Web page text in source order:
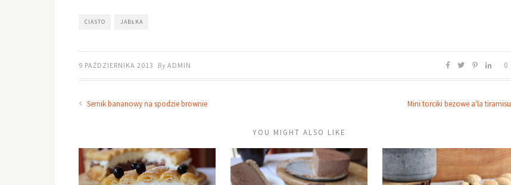
CIASTO JABŁKA
9 PAŹDZIERNIKA 2013 By ADMIN 0
Sernik bananowy na spodzie brownie Mini torciki bezowe a'la tiramisu
YOU MIGHT ALSO LIKE